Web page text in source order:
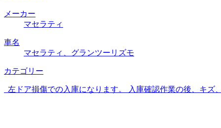
メーカー
マセラティ
車名
マセラティ、グランツーリズモ
カテゴリー
左ドア損傷での入庫になります。 入庫確認作業の後、キ